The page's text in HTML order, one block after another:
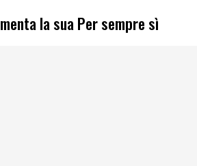
la sua Per sempre sì